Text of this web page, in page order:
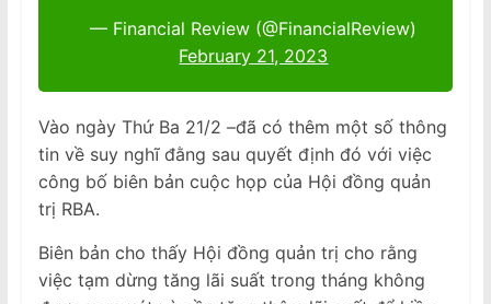
— Financial Review (@FinancialReview)
February 21, 2023
Vào ngày Thứ Ba 21/2 –đã có thêm một số thông
tin về suy nghĩ đằng sau quyết định đó với việc
công bố biên bản cuộc họp của Hội đồng quản
trị RBA.
Biên bản cho thấy Hội đồng quản trị cho rằng
việc tạm dừng tăng lãi suất trong tháng không